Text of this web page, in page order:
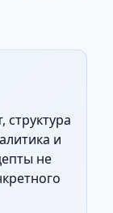
структура
и
не